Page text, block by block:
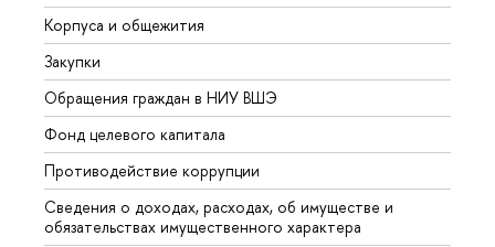
Корпуса и общежития
Закупки
Обращения граждан в НИУ ВШЭ
Фонд целевого капитала
Противодействие коррупции
Сведения о доходах, расходах, об имуществе и
обязательствах имущественного характера